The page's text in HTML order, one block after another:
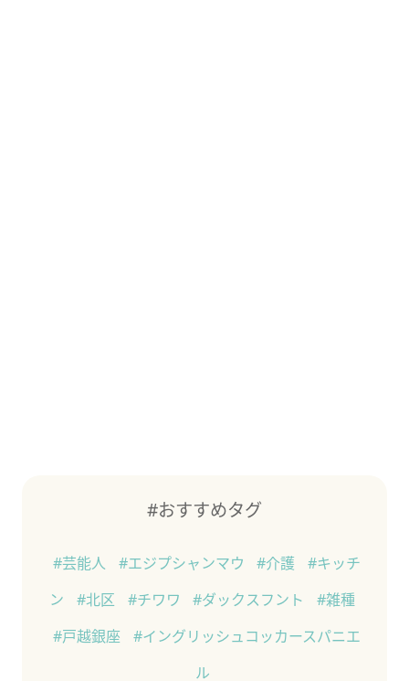
#おすすめタグ
#芸能人 #エジプシャンマウ #介護
#キッチ
ン
#北区 #チワワ #ダックスフント
#雑種
#戸越銀座
#イングリッシュコッカースパニエ
ル